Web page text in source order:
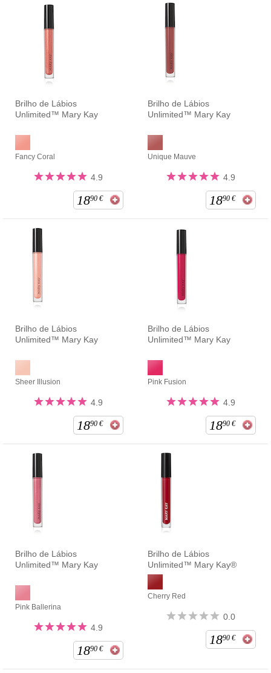
Brilho de Lábios
Unlimited™ Mary Kay
Fancy Coral
4.9
1890 €
Brilho de Lábios
Unlimited™ Mary Kay
Unique Mauve
4.9
1890 €
Brilho de Lábios
Unlimited™ Mary Kay
Sheer Illusion
4.9
1890 €
Brilho de Lábios
Unlimited™ Mary Kay
Pink Fusion
4.9
1890 €
Brilho de Lábios
Unlimited™ Mary Kay
Pink Ballerina
4.9
1890 €
Brilho de Lábios
Unlimited™ Mary Kay®
Cherry Red
0.0
1890 €